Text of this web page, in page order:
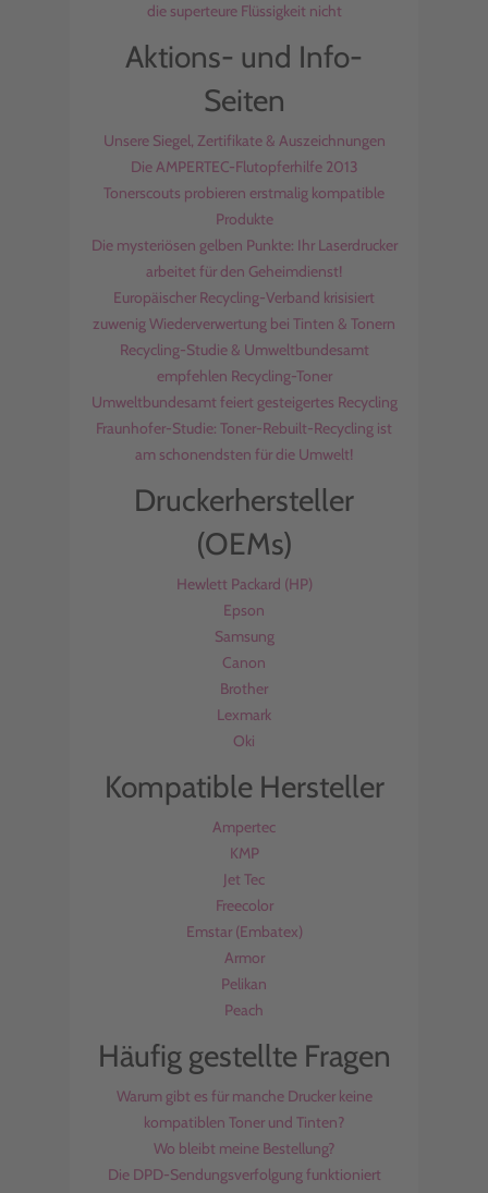
die superteure Flüssigkeit nicht
Aktions- und Info-
Seiten
Unsere Siegel, Zertifikate & Auszeichnungen
Die AMPERTEC-Flutopferhilfe 2013
Tonerscouts probieren erstmalig kompatible
Produkte
Die mysteriösen gelben Punkte: Ihr Laserdrucker
arbeitet für den Geheimdienst!
Europäischer Recycling-Verband krisisiert
zuwenig Wiederverwertung bei Tinten & Tonern
Recycling-Studie & Umweltbundesamt
empfehlen Recycling-Toner
Umweltbundesamt feiert gesteigertes Recycling
Fraunhofer-Studie: Toner-Rebuilt-Recycling ist
am schonendsten für die Umwelt!
Druckerhersteller
(OEMs)
Hewlett Packard (HP)
Epson
Samsung
Canon
Brother
Lexmark
Oki
Kompatible Hersteller
Ampertec
KMP
Jet Tec
Freecolor
Emstar (Embatex)
Armor
Pelikan
Peach
Häufig gestellte Fragen
Warum gibt es für manche Drucker keine
kompatiblen Toner und Tinten?
Wo bleibt meine Bestellung?
Die DPD-Sendungsverfolgung funktioniert